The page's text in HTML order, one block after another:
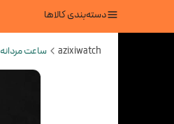
دسته‌بندی کالاها
azixiwatch ساعت مردانه